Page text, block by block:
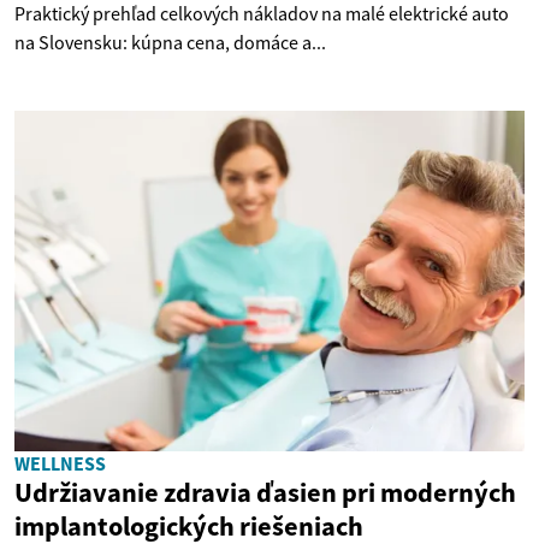
Praktický prehľad celkových nákladov na malé elektrické auto
na Slovensku: kúpna cena, domáce a...
WELLNESS
Udržiavanie zdravia ďasien pri moderných
implantologických riešeniach